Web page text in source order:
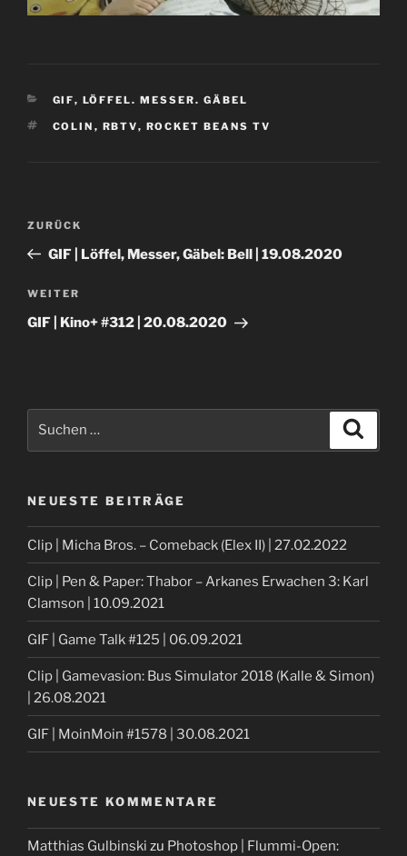
KATEGORIEN
GIF, LÖFFEL. MESSER. GÄBEL
SCHLAGWÖRTER
COLIN , RBTV, ROCKET BEANS TV
Beitragsnavigation
Vorheriger
Beitrag
ZURÜCK
GIF | Löffel, Messer, Gäbel: Bell | 19.08.2020
Nächster
Beitrag
WEITER
GIF | Kino+ #312 | 20.08.2020
NEUESTE BEITRÄGE
Clip | Micha Bros. – Comeback (Elex II) | 27.02.2022
Clip | Pen & Paper: Thabor – Arkanes Erwachen 3: Karl
Clamson | 10.09.2021
GIF | Game Talk #125 | 06.09.2021
Clip | Gamevasion: Bus Simulator 2018 (Kalle & Simon)
| 26.08.2021
GIF | MoinMoin #1578 | 30.08.2021
NEUESTE KOMMENTARE
Matthias Gulbinski zu Photoshop | Flummi-Open: